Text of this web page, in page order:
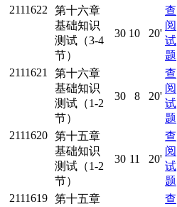
2111622
第十六章
基础知识
测试（3-4
节）
30 10 20'
查
阅
试
题
2111621
第十六章
基础知识
测试（1-2
节）
30 8 20'
查
阅
试
题
2111620 第十五章
基础知识
测试（1-2
节）
30 11 20'
查
阅
试
题
2111619 第十五章
查